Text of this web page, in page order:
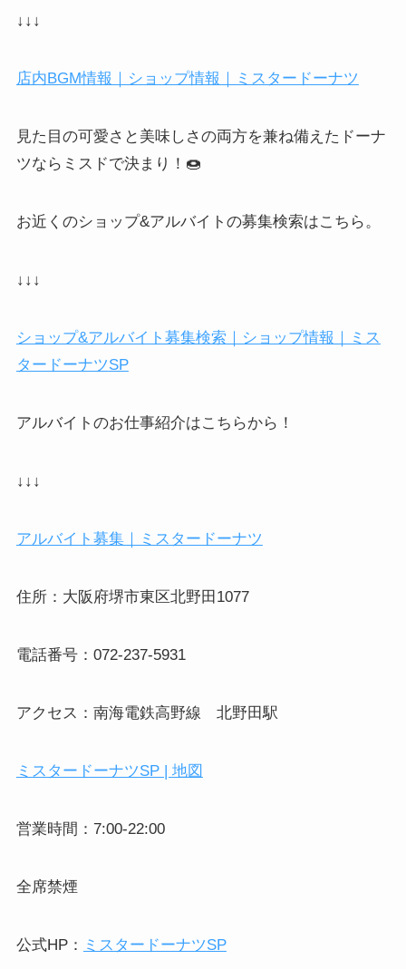
↓↓↓
店内BGM情報｜ショップ情報｜ミスタードーナツ
見た目の可愛さと美味しさの両方を兼ね備えたドーナ
ツならミスドで決まり！ 🍩
お近くのショップ&アルバイトの募集検索はこちら。
↓↓↓
ショップ&アルバイト募集検索｜ショップ情報｜ミス
タードーナツSP
アルバイトのお仕事紹介はこちらから！
↓↓↓
アルバイト募集｜ミスタードーナツ
住所：大阪府堺市東区北野田 1077
電話番号： 072-237-5931
アクセス：南海電鉄高野線 北野田駅
ミスタードーナツSP | 地図
営業時間： 7:00-22:00
全席禁煙
公式HP： ミスタードーナツSP